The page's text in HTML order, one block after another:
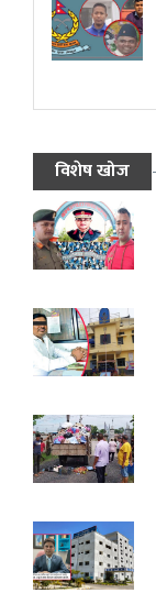
विशेष खोज